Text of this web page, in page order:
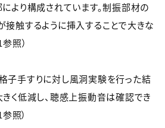
より構成されています。制振部材の
触するように挿入することで大きな
照）
子手すりに対し風洞実験を行った結
く低減し、聴感上振動音は確認でき
照）